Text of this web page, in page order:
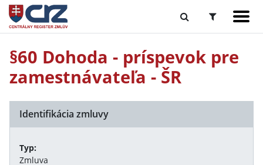
§60 Dohoda - príspevok pre
zamestnávateľa - ŠR
Identifikácia zmluvy
Typ:
Zmluva